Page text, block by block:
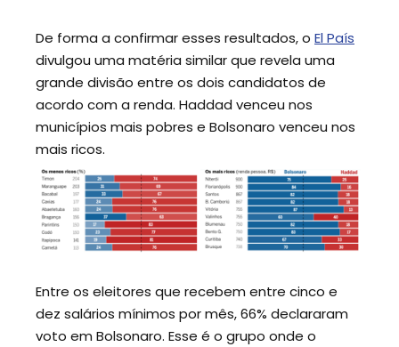
De forma a confirmar esses resultados, o El País
divulgou uma matéria similar que revela uma
grande divisão entre os dois candidatos de
acordo com a renda. Haddad venceu nos
municípios mais pobres e Bolsonaro venceu nos
mais ricos.
Entre os eleitores que recebem entre cinco e
dez salários mínimos por mês, 66% declararam
voto em Bolsonaro. Esse é o grupo onde o